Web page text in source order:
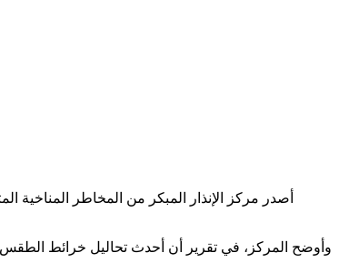
وأوضح المركز، في تقرير أن أحدث تحاليل خرائط الطقس